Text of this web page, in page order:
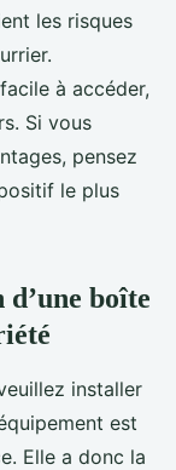
les risques
à accéder,
Si vous
pensez
le plus
boîte
installer
est
Elle a donc la